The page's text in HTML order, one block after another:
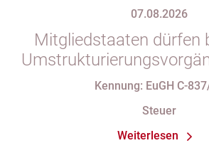
07.08.2026
Mitgliedstaaten dürfen
indirekten Steuern
Kennung: EuGH C-
Steuer
Weiterlesen